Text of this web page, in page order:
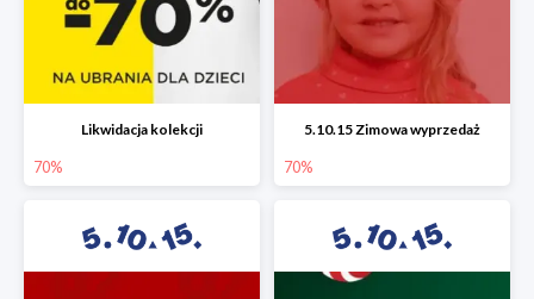
Likwidacja kolekcji
70%
5.10.15 Zimowa wyprzedaż
70%